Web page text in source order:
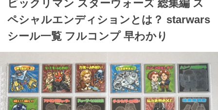
ビックリマン スターウォーズ 総集編 ス
ペシャルエンディションとは？ starwars
シール一覧 フルコンプ 早わかり